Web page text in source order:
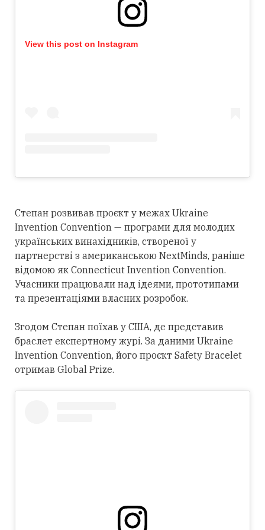
View this post on Instagram
Степан розвивав проєкт у межах Ukraine
Invention Convention — програми для молодих
українських винахідників, створеної у
партнерстві з американською NextMinds, раніше
відомою як Connecticut Invention Convention.
Учасники працювали над ідеями, прототипами
та презентаціями власних розробок.
Згодом Степан поїхав у США, де представив
браслет експертному журі. За даними Ukraine
Invention Convention, його проєкт Safety Bracelet
отримав Global Prize.